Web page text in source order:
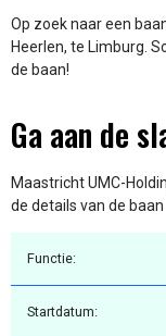
Op zoek naar een
Heerlen, te Limburg.
de baan!
Ga aan de
Maastricht UMC-
de details van de baan
Functie:
Startdatum: